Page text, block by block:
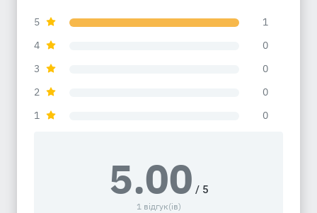
5
1
4
0
3
0
2
0
1
0
5.00 / 5
1 відгук(ів)